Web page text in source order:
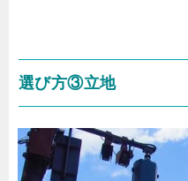
選び方③立地